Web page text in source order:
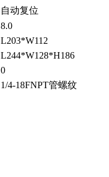
自动复位
8.0
L203*W112
L244*W128*H186
0
1/4-18FNPT管螺纹